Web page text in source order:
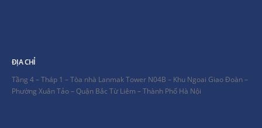
ĐỊA CHỈ
Tầng 4 – Tháp 1 – Tòa nhà Lanmak Tower N04B – Khu Ngoai Giao Đoàn –
Phường Xuân Tảo – Quận Bắc Từ Liêm – Thành Phố Hà Nội